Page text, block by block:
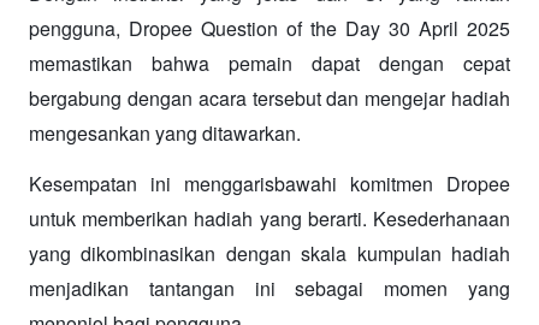
pengguna, Dropee Question of the Day 30 April 2025
memastikan bahwa pemain dapat dengan cepat
bergabung dengan acara tersebut dan mengejar hadiah
mengesankan yang ditawarkan.
Kesempatan ini menggarisbawahi komitmen Dropee
untuk memberikan hadiah yang berarti. Kesederhanaan
yang dikombinasikan dengan skala kumpulan hadiah
menjadikan tantangan ini sebagai momen yang